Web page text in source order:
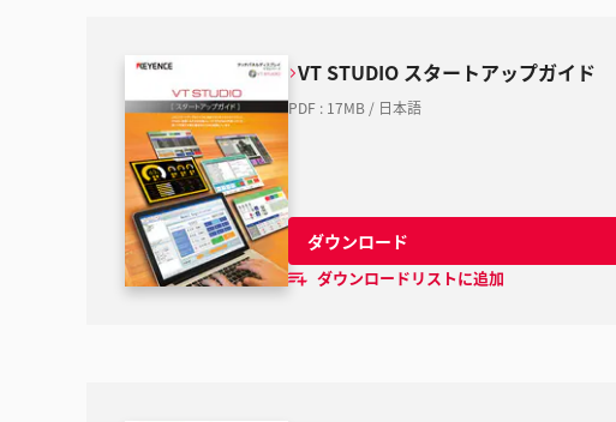
VT STUDIO スタートアップガイド
PDF : 17MB / 日本語
ダウンロード
ダウンロードリストに追加